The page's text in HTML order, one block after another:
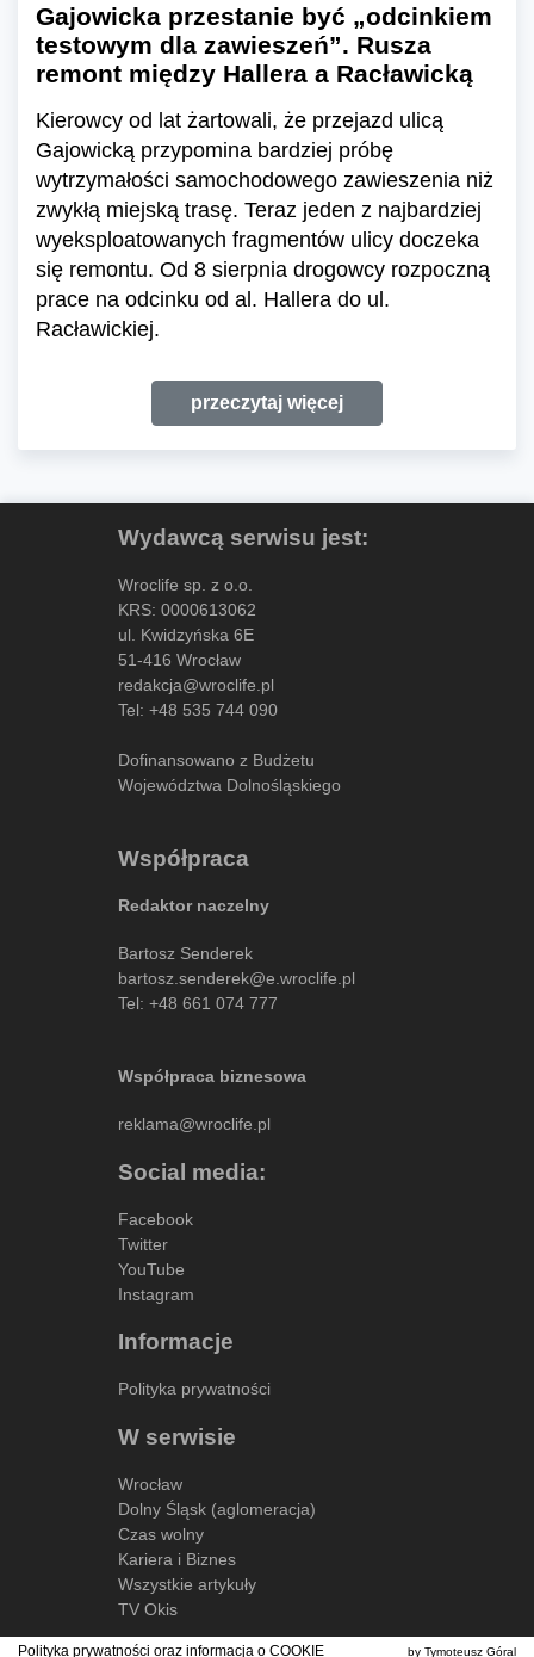
Gajowicka przestanie być „odcinkiem
testowym dla zawieszeń”. Rusza
remont między Hallera a Racławicką
Kierowcy od lat żartowali, że przejazd ulicą
Gajowicką przypomina bardziej próbę
wytrzymałości samochodowego zawieszenia niż
zwykłą miejską trasę. Teraz jeden z najbardziej
wyeksploatowanych fragmentów ulicy doczeka
się remontu. Od 8 sierpnia drogowcy rozpoczną
prace na odcinku od al. Hallera do ul.
Racławickiej.
przeczytaj więcej
Wydawcą serwisu jest:
Wroclife sp. z o.o.
KRS: 0000613062
ul. Kwidzyńska 6E
51-416 Wrocław
redakcja@wroclife.pl
Tel: +48 535 744 090
Dofinansowano z Budżetu
Województwa Dolnośląskiego
Współpraca
Redaktor naczelny
Bartosz Senderek
bartosz.senderek@e.wroclife.pl
Tel: +48 661 074 777
Współpraca biznesowa
reklama@wroclife.pl
Social media:
Facebook
Twitter
YouTube
Instagram
Informacje
Polityka prywatności
W serwisie
Wrocław
Dolny Śląsk (aglomeracja)
Czas wolny
Kariera i Biznes
Wszystkie artykuły
TV Okis
Polityka prywatności oraz informacja o COOKIE by Tymoteusz Góral